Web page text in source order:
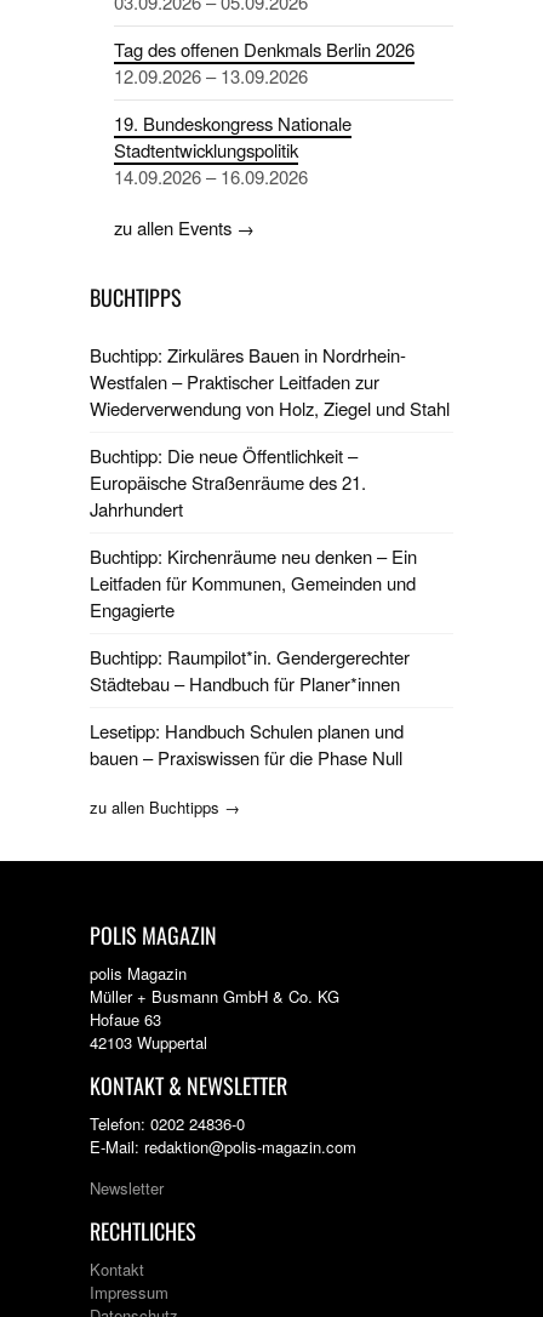
Tag des offenen Denkmals Berlin 2026
12.09.2026 – 13.09.2026
19. Bundeskongress Nationale
Stadtentwicklungspolitik
14.09.2026 – 16.09.2026
zu allen Events →
BUCHTIPPS
Buchtipp: Zirkuläres Bauen in Nordrhein-
Westfalen – Praktischer Leitfaden zur
Wiederverwendung von Holz, Ziegel und Stahl
Buchtipp: Die neue Öffentlichkeit –
Europäische Straßenräume des 21.
Jahrhundert
Buchtipp: Kirchenräume neu denken – Ein
Leitfaden für Kommunen, Gemeinden und
Engagierte
Buchtipp: Raumpilot*in. Gendergerechter
Städtebau – Handbuch für Planer*innen
Lesetipp: Handbuch Schulen planen und
bauen – Praxiswissen für die Phase Null
zu allen Buchtipps →
POLIS MAGAZIN
polis Magazin
Müller + Busmann GmbH & Co. KG
Hofaue 63
42103 Wuppertal
KONTAKT & NEWSLETTER
Telefon: 0202 24836-0
E-Mail: redaktion@polis-magazin.com
Newsletter
RECHTLICHES
Kontakt
Impressum